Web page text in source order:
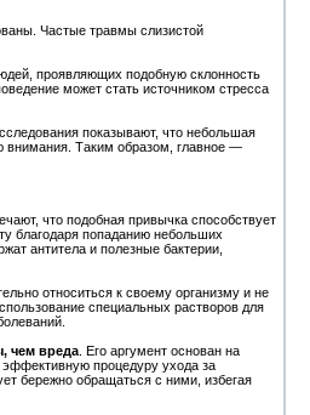
Частые травмы слизистой
проявляющих подобную склонность
может стать источником стресса
показывают, что небольшая
внимания. Таким образом, главное —
что подобная привычка способствует
благодаря попаданию небольших
антитела и полезные бактерии,
относиться к своему организму и не
специальных растворов для
чем вреда . Его аргумент основан на
эффективную процедуру ухода за
бережно обращаться с ними, избегая